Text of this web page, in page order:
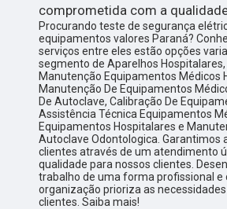
comprometida com a
Procurando teste de segurança
equipamentos valores Paraná?
serviços entre eles estão opções
segmento de Aparelhos
Manutenção Equipamentos Médicos
Manutenção De Equipamentos
De Autoclave, Calibração De
Assistência Técnica Equipamentos
Equipamentos Hospitalares e
Autoclave Odontologica. Garantimos
clientes através de um atendimento
qualidade para nossos clientes.
trabalho de uma forma profissional e
organização prioriza as
clientes. Saiba mais!